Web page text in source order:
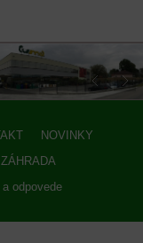
NOVINKY
odpovede